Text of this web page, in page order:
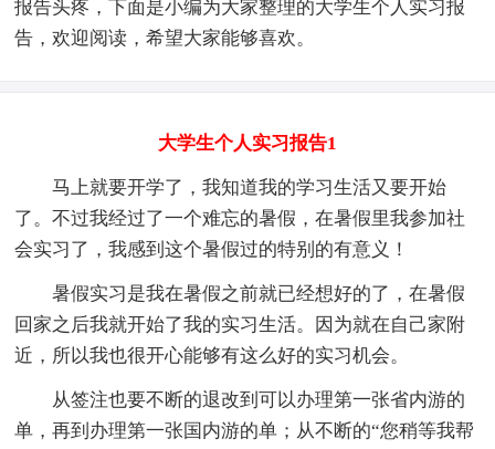
报告头疼，下面是小编为大家整理的大学生个人实习报
告，欢迎阅读，希望大家能够喜欢。
大学生个人实习报告1
马上就要开学了，我知道我的学习生活又要开始
了。不过我经过了一个难忘的暑假，在暑假里我参加社
会实习了，我感到这个暑假过的特别的有意义！
暑假实习是我在暑假之前就已经想好的了，在暑假
回家之后我就开始了我的实习生活。因为就在自己家附
近，所以我也很开心能够有这么好的实习机会。
从签注也要不断的退改到可以办理第一张省内游的
单，再到办理第一张国内游的单；从不断的“您稍等我帮